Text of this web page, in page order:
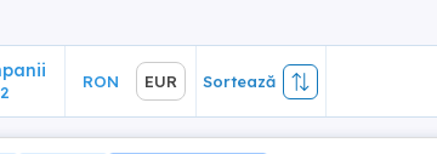
2
RON EUR Sortează